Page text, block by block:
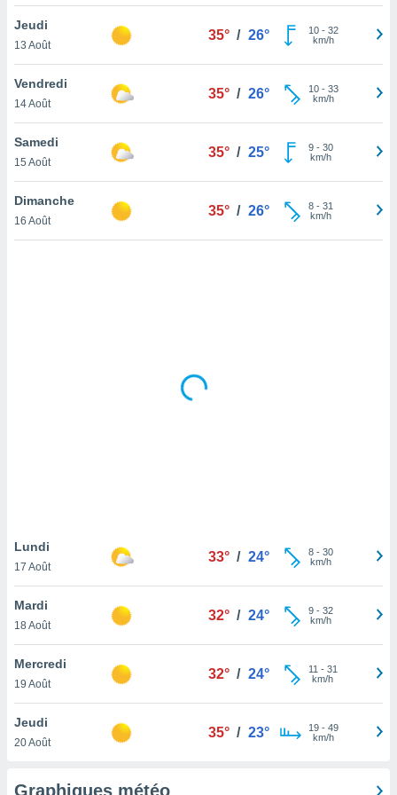
votre
à
en
le
notre
que
et que
Jeudi
13 Août
35° / 26° 10- 32
km/h
Vendredi
14 Août
35° / 26° 10- 33
km/h
Samedi
15 Août
35° / 25° 9- 30
km/h
Dimanche
16 Août
35° / 26° 8- 31
km/h
Lundi
17 Août
33° / 24° 8- 30
km/h
Mardi
18 Août
32° / 24° 9- 32
km/h
Mercredi
19 Août
32° / 24° 11 - 31
km/h
Jeudi
20 Août
35° / 23° 19- 49
km/h
Graphiques météo